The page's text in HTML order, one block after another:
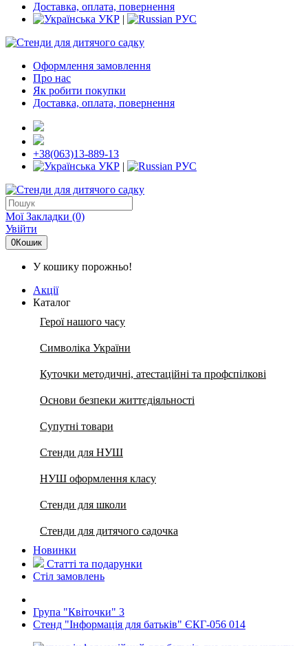
Доставка, оплата, повернення
УКР | РУС
Оформлення замовлення
Про нас
Як робити покупки
Доставка, оплата, повернення
+38(063)13-889-13
УКР | РУС
Мої Закладки (0)
Увійти
0Кошик
У кошику порожньо!
Акції
Каталог
Герої нашого часу
Символіка України
Куточки методичні, атестаційні та профспілкові
Основи безпеки життєдіяльності
Супутні товари
Стенди для НУШ
НУШ оформлення класу
Стенди для школи
Стенди для дитячого садочка
Новинки
Статті та подарунки
Стіл замовлень
Група "Квіточки" 3
Стенд "Інформація для батьків" ЄКГ-056 014